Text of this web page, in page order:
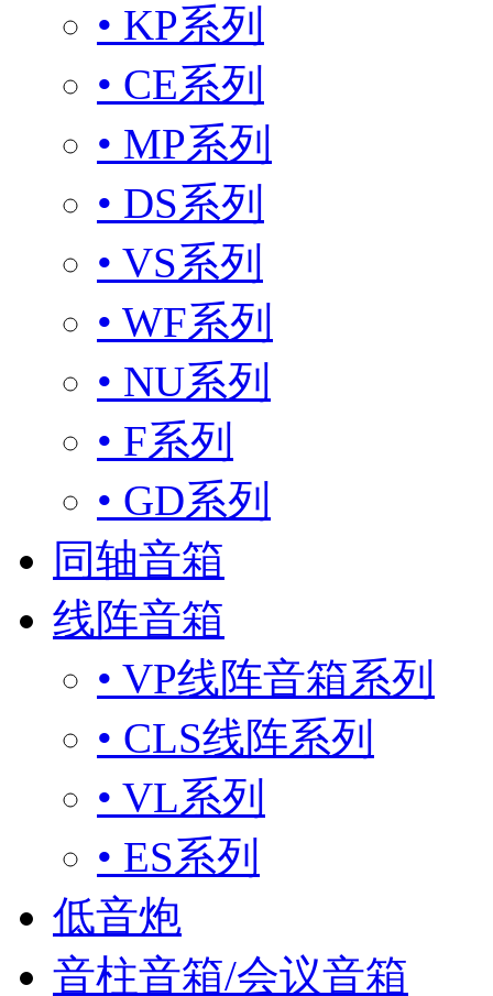
• KP系列
• CE系列
• MP系列
• DS系列
• VS系列
• WF系列
• NU系列
• F系列
• GD系列
同轴音箱
线阵音箱
• VP线阵音箱系列
• CLS线阵系列
• VL系列
• ES系列
低音炮
音柱音箱/会议音箱